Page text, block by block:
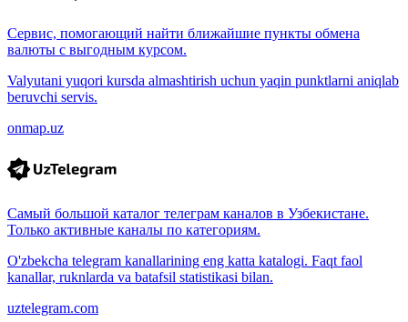
Сервис, помогающий найти ближайшие пункты обмена
валюты с выгодным курсом.
Valyutani yuqori kursda almashtirish uchun yaqin punktlarni aniqlab
beruvchi servis.
onmap.uz
Самый большой каталог телеграм каналов в Узбекистане.
Только активные каналы по категориям.
O'zbekcha telegram kanallarining eng katta katalogi. Faqt faol
kanallar, ruknlarda va batafsil statistikasi bilan.
uztelegram.com